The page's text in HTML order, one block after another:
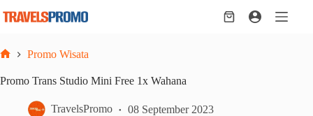
Shopping
Promo Wisata
Promo Trans Studio Mini Free 1x Wahana
TravelsPromo 08 September 2023